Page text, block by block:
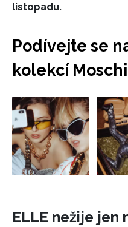
listopadu.
Podívejte se
kolekcí
ELLE nežije jen